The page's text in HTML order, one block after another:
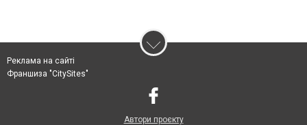
Реклама на сайті
Франшиза "CitySites"
Автори проєкту